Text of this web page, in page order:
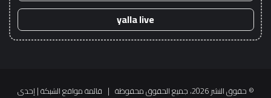
yalla live
© حقوق النشر 2026، جميع الحقوق محفوظة | قائمة مواقع الشبكة| إحدى